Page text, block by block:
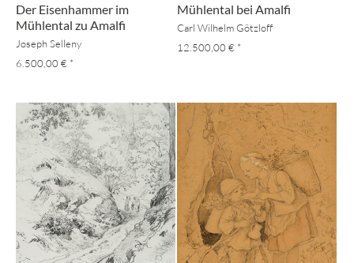
Der Eisenhammer im
Mühlental zu Amalfi
Joseph Selleny
6.500,00 € *
Mühlental bei Amalfi
Carl Wilhelm Götzloff
12.500,00 € *